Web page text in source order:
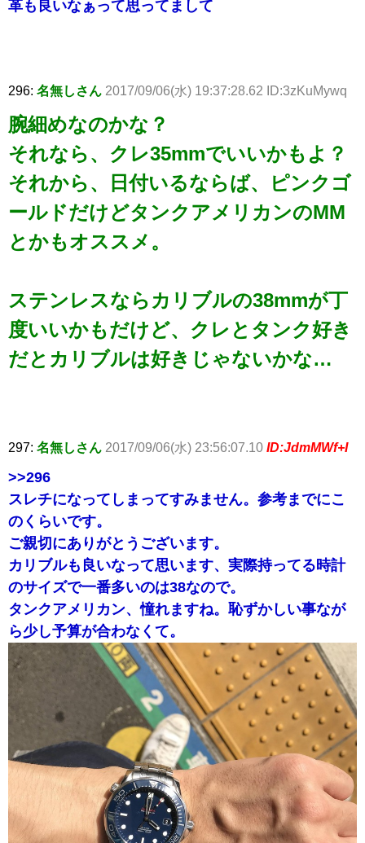
革も良いなぁって思ってまして
296: 名無しさん 2017/09/06(水) 19:37:28.62 ID:3zKuMywq
腕細めなのかな？
それなら、クレ35mmでいいかもよ？
それから、日付いるならば、ピンクゴ
ールドだけどタンクアメリカンのMM
とかもオススメ。
ステンレスならカリブルの38mmが丁
度いいかもだけど、クレとタンク好き
だとカリブルは好きじゃないかな…
297: 名無しさん 2017/09/06(水) 23:56:07.10 ID:JdmMWf+I
>>296
スレチになってしまってすみません。参考までにこ
のくらいです。
ご親切にありがとうございます。
カリブルも良いなって思います、実際持ってる時計
のサイズで一番多いのは38なので。
タンクアメリカン、憧れますね。恥ずかしい事なが
ら少し予算が合わなくて。